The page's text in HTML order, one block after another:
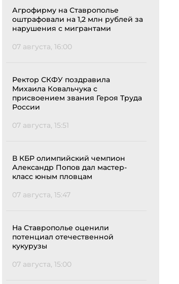
Агрофирму на Ставрополье
оштрафовали на 1,2 млн рублей за
нарушения с мигрантами
07 августа, 16:00
Ректор СКФУ поздравила
Михаила Ковальчука с
присвоением звания Героя Труда
России
07 августа, 15:51
В КБР олимпийский чемпион
Александр Попов дал мастер-
класс юным пловцам
07 августа, 15:47
На Ставрополье оценили
потенциал отечественной
кукурузы
07 августа, 15:00